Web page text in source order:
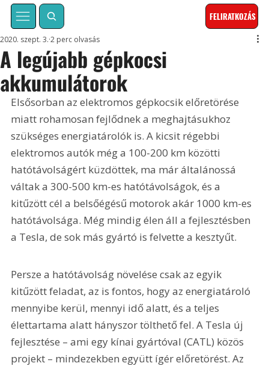
FELIRATKOZÁS
A legújabb gépkocsi
akkumulátorok
2020. szept. 3. 2 perc olvasás
Elsősorban az elektromos gépkocsik előretörése
miatt rohamosan fejlődnek a meghajtásukhoz
szükséges energiatárolók is. A kicsit régebbi
elektromos autók még a 100-200 km közötti
hatótávolságért küzdöttek, ma már általánossá
váltak a 300-500 km-es hatótávolságok, és a
kitűzött cél a belsőégésű motorok akár 1000 km-es
hatótávolsága. Még mindig élen áll a fejlesztésben
a Tesla, de sok más gyártó is felvette a kesztyűt.
Persze a hatótávolság növelése csak az egyik
kitűzött feladat, az is fontos, hogy az energiatároló
mennyibe kerül, mennyi idő alatt, és a teljes
élettartama alatt hányszor tölthető fel. A Tesla új
fejlesztése – ami egy kínai gyártóval (CATL) közös
projekt – mindezekben együtt ígér előretörést. Az